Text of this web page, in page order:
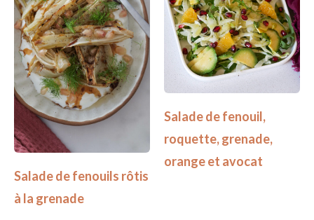
Salade de fenouils rôtis
à la grenade
Salade de fenouil,
roquette, grenade,
orange et avocat